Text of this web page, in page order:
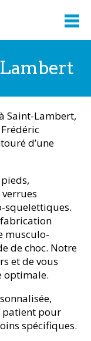
Saint-Lambert,
d’une
squelettiques.
fabrication
musculo-
de choc. Notre
et de vous
optimale.
patient pour
spécifiques.